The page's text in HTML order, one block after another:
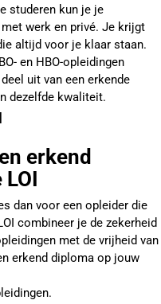
studeren kun je je
werk en privé. Je krijgt
altijd voor je klaar staan.
en HBO-opleidingen
uit van een erkende
dezelfde kwaliteit.
erkend
dan voor een opleider die
combineer je de zekerheid
met de vrijheid van
erkend diploma op jouw